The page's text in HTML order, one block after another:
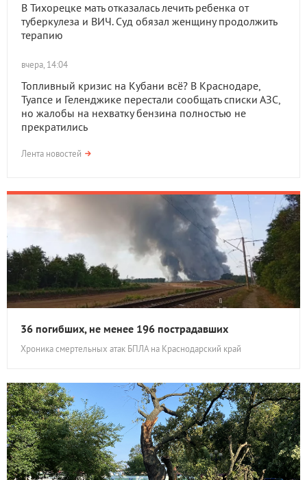
В Тихорецке мать отказалась лечить ребенка от
туберкулеза и ВИЧ. Суд обязал женщину продолжить
терапию
вчера, 14:04
Топливный кризис на Кубани всё? В Краснодаре,
Туапсе и Геленджике перестали сообщать списки АЗС,
но жалобы на нехватку бензина полностью не
прекратились
Лента новостей
36 погибших, не менее 196 пострадавших
Хроника смертельных атак БПЛА на Краснодарский край